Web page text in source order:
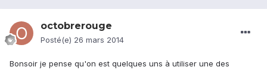
octobrerouge
Posté(e) 26 mars 2014
Bonsoir je pense qu'on est quelques uns à utiliser une des